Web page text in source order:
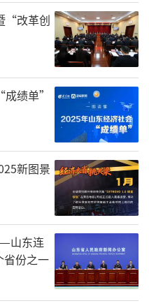
，与农业技术人员热
量、播种面积、种植
坚决扛牢粮食大省政
产，科学做好秋种收
麦，夯实明年夏粮
小麦面积较大、弱
赴抓好田间管理，加
力度，加强病虫害防
得主动。
馆，重温焦裕禄事
调，要不忘初心、
民为中心的发展思
生实事，持续增进民
“改革创
绩单”
新图景
山东连
省份之一